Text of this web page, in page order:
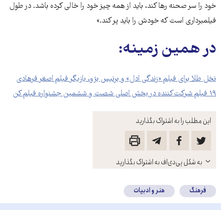
این مطلب را به اشتراک بگذارید
باز
کنید
به شکل پی‌دی‌اف به اشتراک بگذارید
خود را سر صحنه‌‌ رها کند، باید از همه چیز خود را خالی کرده باشد. در طول
فیلمبرداری است که خودش را باید پر کند.»
در همین زمینه:
نخل طلا برای فیلم «زندگی ادل» و برنیس بژو، بازیگر فیلم اصغر فرهادی
۱۹ فیلم شرکت‌کننده در بخش اصلی شصت و ششمین جشنواره فیلم کن
فرهنگ هنر و ادبیات